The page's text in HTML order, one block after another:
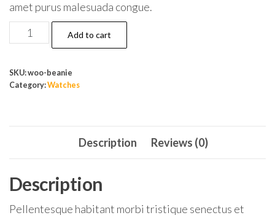
amet purus malesuada congue.
Modern
quantity
Add to cart
SKU:woo-beanie
Category:Watches
Description Reviews (0)
Description
Pellentesque habitant morbi tristique senectus et